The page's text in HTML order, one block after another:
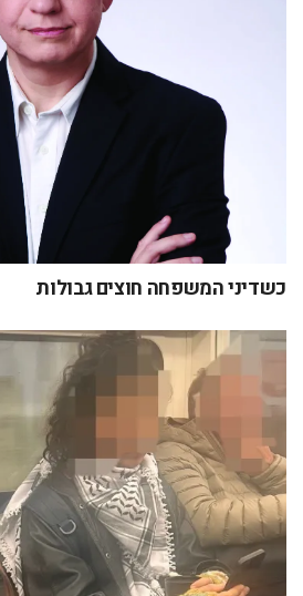
כשדיני המשפחה חוצים גבולות